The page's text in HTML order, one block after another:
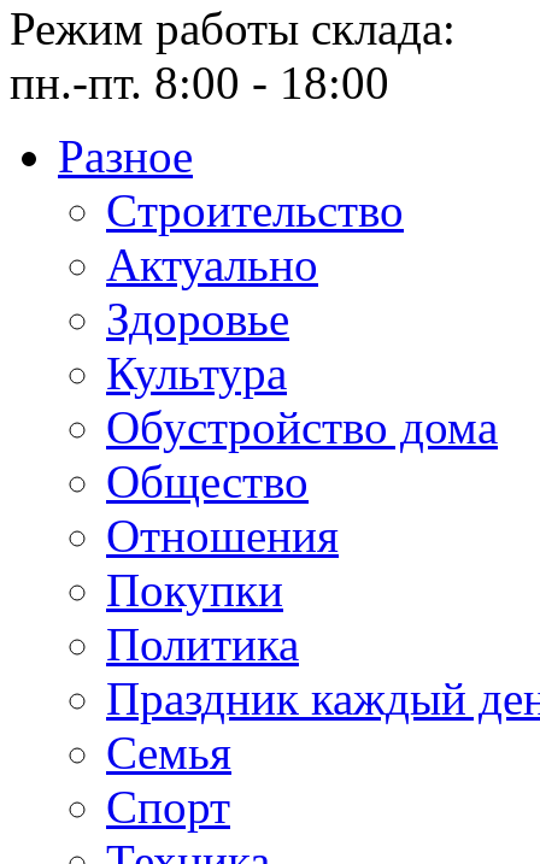
Режим работы склада:
пн.-пт. 8:00 - 18:00
Разное
Cтроительство
Актуально
Здоровье
Культура
Обустройство дома
Общество
Отношения
Покупки
Политика
Праздник каждый
Семья
Спорт